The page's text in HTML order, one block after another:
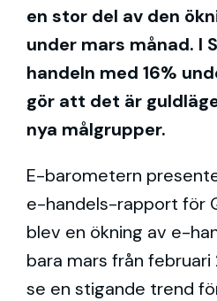
en stor del av den
under mars månad. I
handeln med 16%
gör att det är
nya målgrupper.
E-barometern
e-handels-rapport för
blev en ökning av e-
bara mars från februari
se en stigande trend